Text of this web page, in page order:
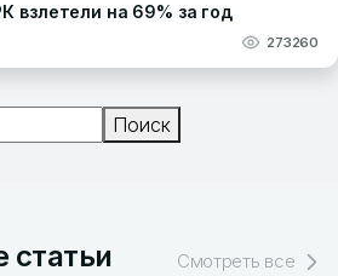
взлетели на 69% за год
273260
Поиск
статьи Смотреть все